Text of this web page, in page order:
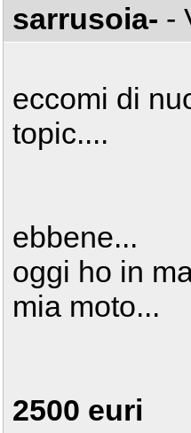
sarrusoia- -
eccomi di
topic....
ebbene...
oggi ho in
mia moto...
2500 euri